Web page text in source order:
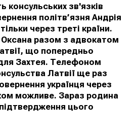
консульських зв'язків
політв’язня Андрія
через треті країни.
разом з адвокатом
що попередньо
Захтея. Телефоном
Латвії ще раз
українця через
можливе. Зараз родина
цього